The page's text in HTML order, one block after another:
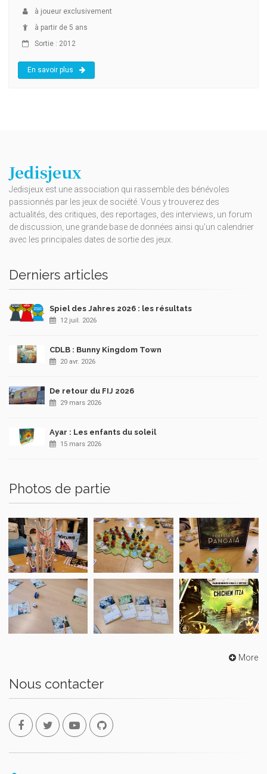
à joueur exclusivement
à partir de 5 ans
Sortie : 2012
En savoir plus
Jedisjeux
Jedisjeux est une association qui rassemble des bénévoles
passionnés par les jeux de société. Vous y trouverez des
actualités, des critiques, des reportages, des interviews, un forum
de discussion, une grande base de données ainsi qu’un calendrier
avec les principales dates de sortie des jeux.
Derniers articles
Spiel des Jahres 2026 : les résultats
12 juil. 2026
CDLB : Bunny Kingdom Town
20 avr. 2026
De retour du FIJ 2026
29 mars 2026
Ayar : Les enfants du soleil
15 mars 2026
Photos de partie
More
Nous contacter